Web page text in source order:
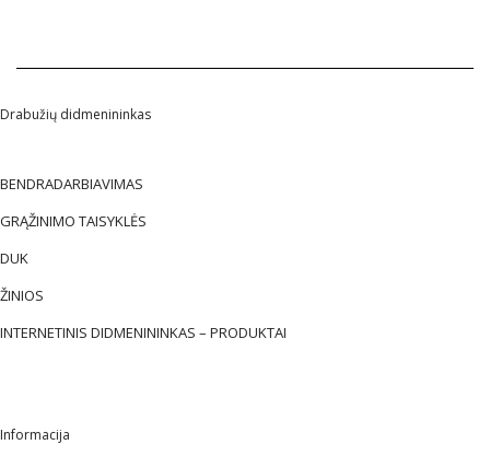
Drabužių didmenininkas
BENDRADARBIAVIMAS
GRĄŽINIMO TAISYKLĖS
DUK
ŽINIOS
INTERNETINIS DIDMENININKAS – PRODUKTAI
Informacija